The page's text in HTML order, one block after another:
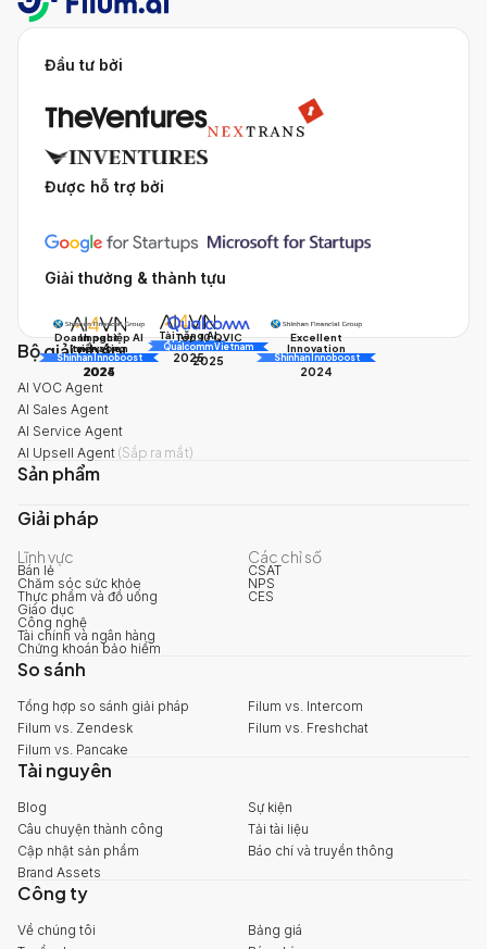
Đầu tư bởi
Được hỗ trợ bởi
Giải thưởng & thành tựu
Doanh nghiệp AI
triển vọng
AI Awards
2025
Tài năng AI
AI Awards
2025
Excellent
Innovation
Shinhan Innoboost
2024
Impact
Innovation
Shinhan Innoboost
2024
Top 10 QVIC
Qualcomm Vietnam
2025
Bộ giải pháp
AI VOC Agent
AI Sales Agent
AI Service Agent
AI Upsell Agent (Sắp ra mắt)
Sản phẩm
Giải pháp
Lĩnh vực
Bán lẻ
Chăm sóc sức khỏe
Thực phẩm và đồ uống
Giáo dục
Công nghệ
Tài chính và ngân hàng
Chứng khoán bảo hiểm
Các chỉ số
CSAT
NPS
CES
So sánh
Tổng hợp so sánh giải pháp
Filum vs. Intercom
Filum vs. Zendesk
Filum vs. Freshchat
Filum vs. Pancake
Tài nguyên
Blog
Sự kiện
Câu chuyện thành công
Tải tài liệu
Cập nhật sản phẩm
Báo chí và truyền thông
Brand Assets
Công ty
Về chúng tôi
Bảng giá